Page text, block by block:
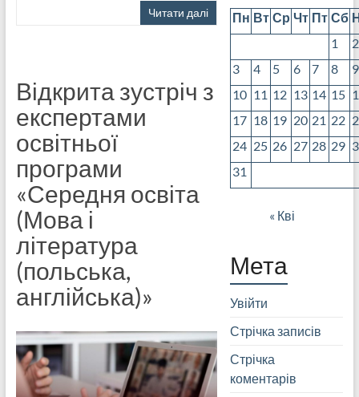
Читати далі
Відкрита зустріч з
експертами
освітньої
програми
«Середня освіта
(Мова і
література
(польська,
англійська)»
Пн Вт Ср Чт Пт Сб
1
2
3
4 5 6 7 8
9
10 11 12 13 14 15
17 18 19 20 21 22
24 25 26 27 28 29
31
« Кві
Мета
Увійти
Стрічка записів
Стрічка
коментарів